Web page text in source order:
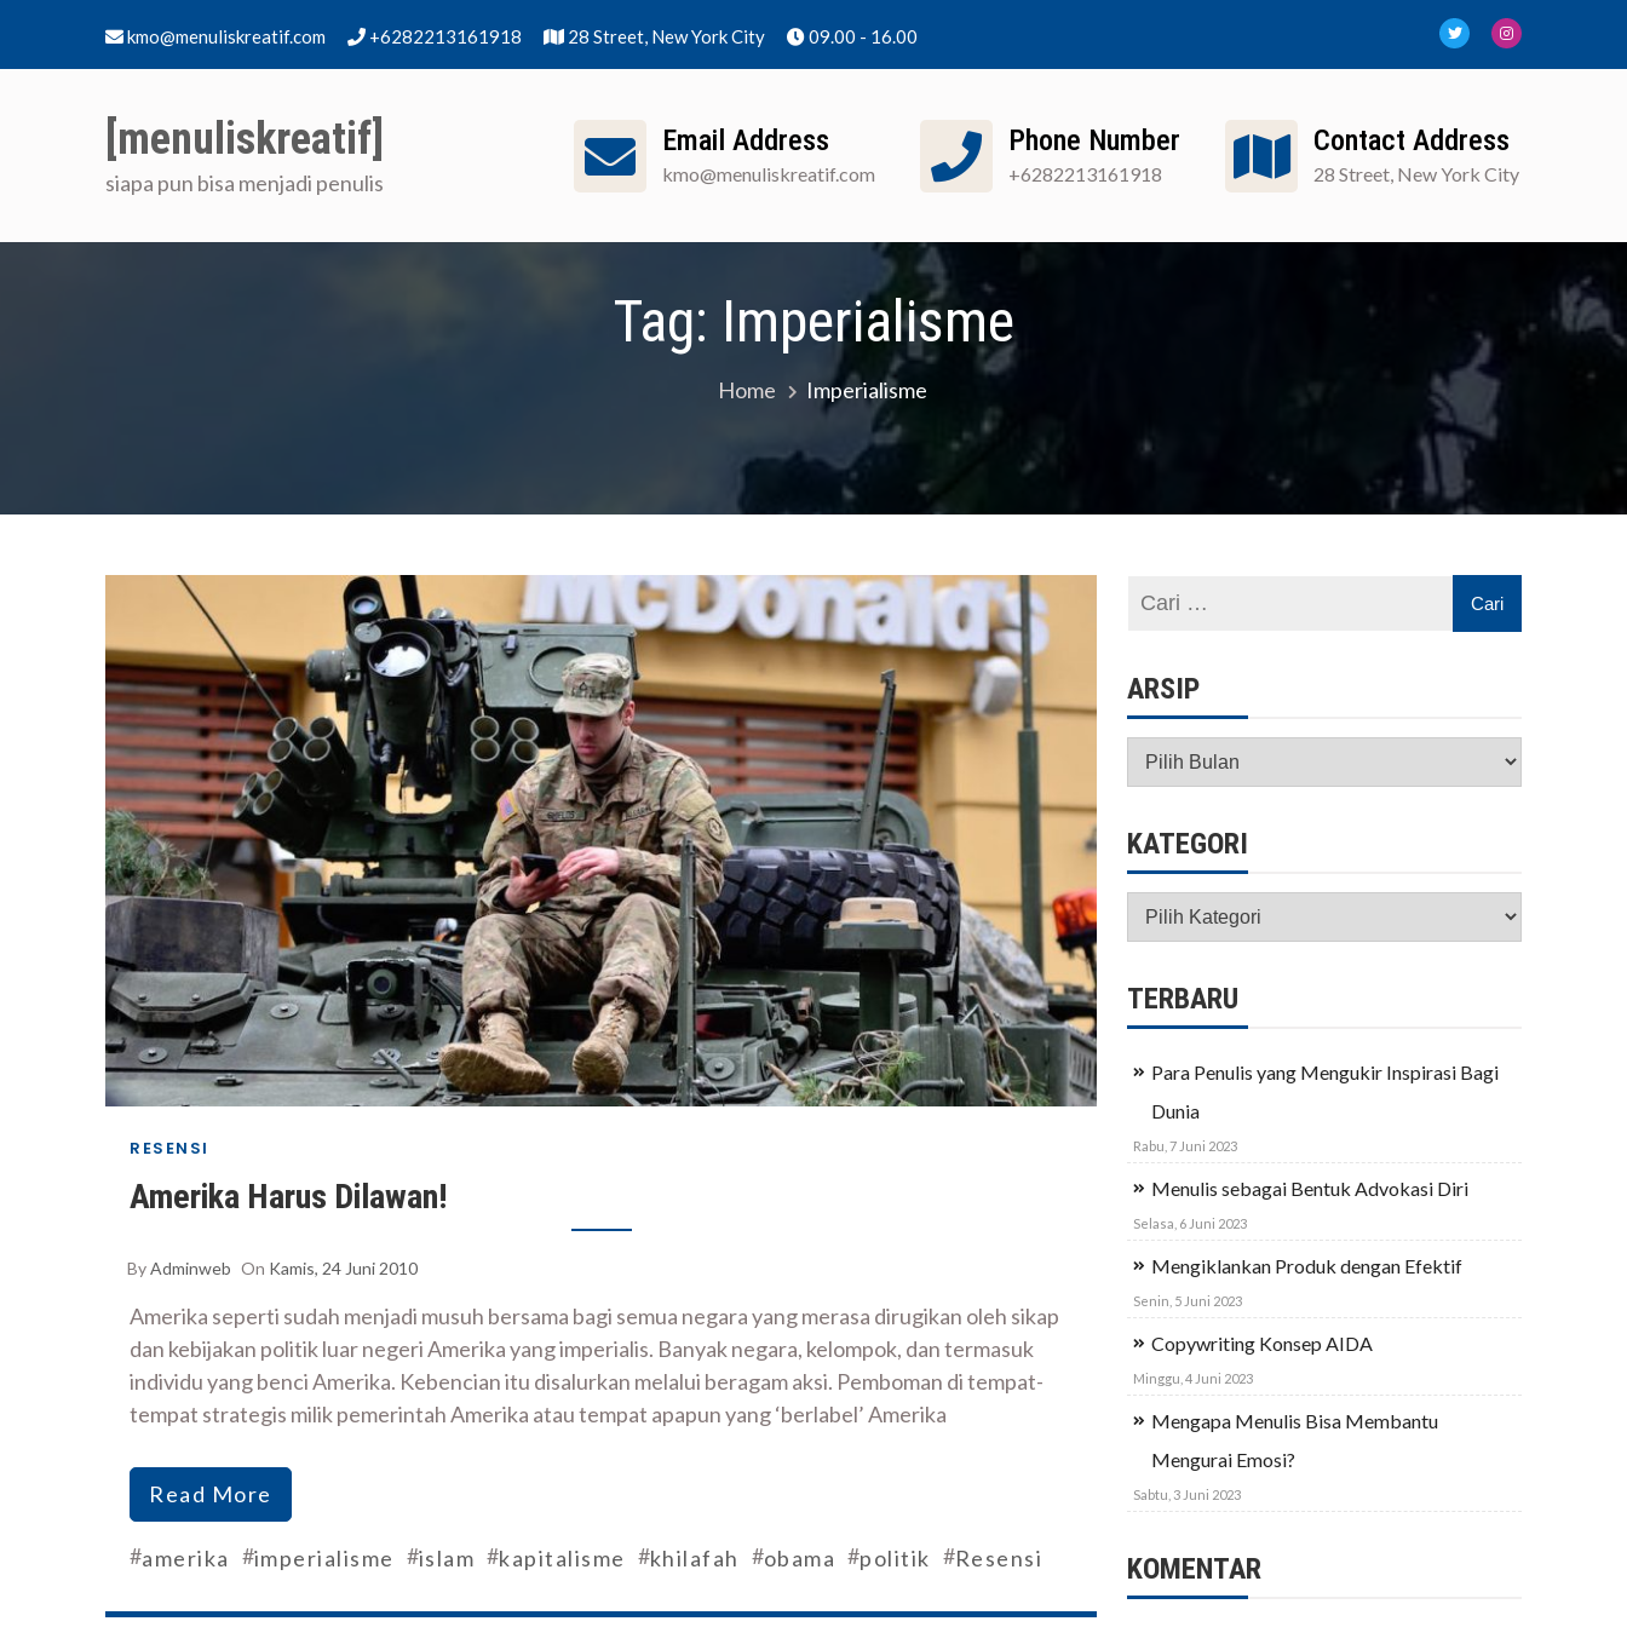
kmo@menuliskreatif.com +6282213161918 28 Street, New York City 09.00 - 16.00
[menuliskreatif]
siapa pun bisa menjadi penulis
Email Address
kmo@menuliskreatif.com
Phone Number
+6282213161918
Contact Address
28 Street, New York City
Tag: Imperialisme
Home Imperialisme
RESENSI
Amerika Harus Dilawan!
ByAdminweb On Kamis, 24 Juni 2010
Amerika seperti sudah menjadi musuh bersama bagi semua negara yang merasa dirugikan oleh sikap
dan kebijakan politik luar negeri Amerika yang imperialis. Banyak negara, kelompok, dan termasuk
individu yang benci Amerika. Kebencian itu disalurkan melalui beragam aksi. Pemboman di tempat-
tempat strategis milik pemerintah Amerika atau tempat apapun yang ‘berlabel’ Amerika
Read More
#amerika #imperialisme #islam #kapitalisme #khilafah #obama #politik #Resensi
ARSIP
Arsip
KATEGORI
Kategori
TERBARU
Para Penulis yang Mengukir Inspirasi Bagi
Dunia
Rabu, 7 Juni 2023
Menulis sebagai Bentuk Advokasi Diri
Selasa, 6 Juni 2023
Mengiklankan Produk dengan Efektif
Senin, 5 Juni 2023
Copywriting Konsep AIDA
Minggu, 4 Juni 2023
Mengapa Menulis Bisa Membantu
Mengurai Emosi?
Sabtu, 3 Juni 2023
KOMENTAR